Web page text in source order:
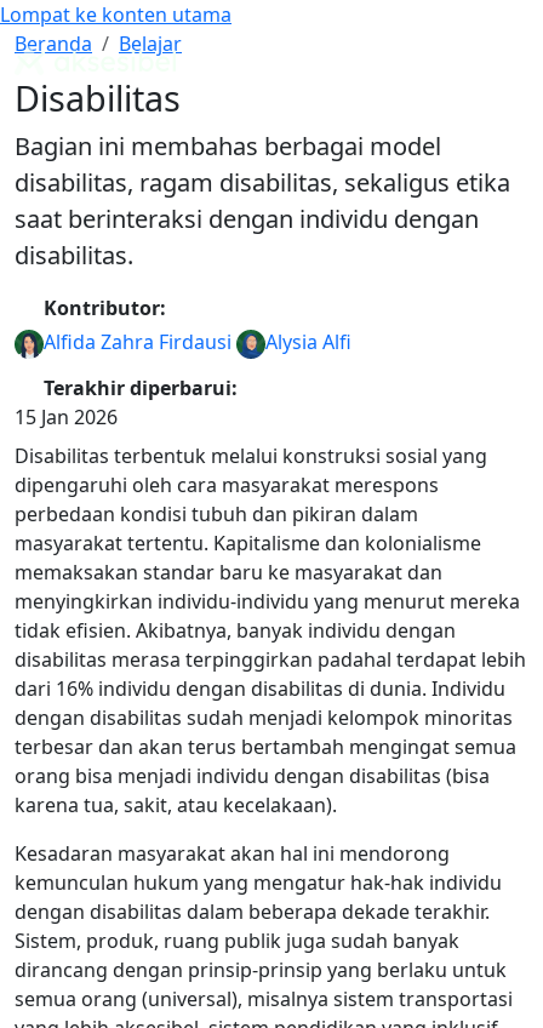
Lompat ke konten utama
Beranda Belajar
Disabilitas
Disabilitas
Bagian ini membahas berbagai model
disabilitas, ragam disabilitas, sekaligus etika
saat berinteraksi dengan individu dengan
disabilitas.
Kontributor:
Alfida Zahra Firdausi
Alysia Alfi
Terakhir diperbarui:
15 Jan 2026
Disabilitas terbentuk melalui konstruksi sosial yang
dipengaruhi oleh cara masyarakat merespons
perbedaan kondisi tubuh dan pikiran dalam
masyarakat tertentu. Kapitalisme dan kolonialisme
memaksakan standar baru ke masyarakat dan
menyingkirkan individu-individu yang menurut mereka
tidak efisien. Akibatnya, banyak individu dengan
disabilitas merasa terpinggirkan padahal terdapat lebih
dari 16% individu dengan disabilitas di dunia. Individu
dengan disabilitas sudah menjadi kelompok minoritas
terbesar dan akan terus bertambah mengingat semua
orang bisa menjadi individu dengan disabilitas (bisa
karena tua, sakit, atau kecelakaan).
Kesadaran masyarakat akan hal ini mendorong
kemunculan hukum yang mengatur hak-hak individu
dengan disabilitas dalam beberapa dekade terakhir.
Sistem, produk, ruang publik juga sudah banyak
dirancang dengan prinsip-prinsip yang berlaku untuk
semua orang (universal), misalnya sistem transportasi